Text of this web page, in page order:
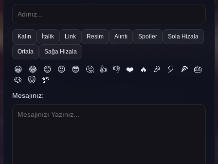
Kalın İtalik Link Resim Alıntı Spoiler Sola Hizala
Ortala Sağa Hizala
😀 😂 😊 😍 😎 🤔 👍 👎 ❤️ 🔥 🎉 🎈 🍕
🎂
🐶
🐱 💯
Mesajınız: